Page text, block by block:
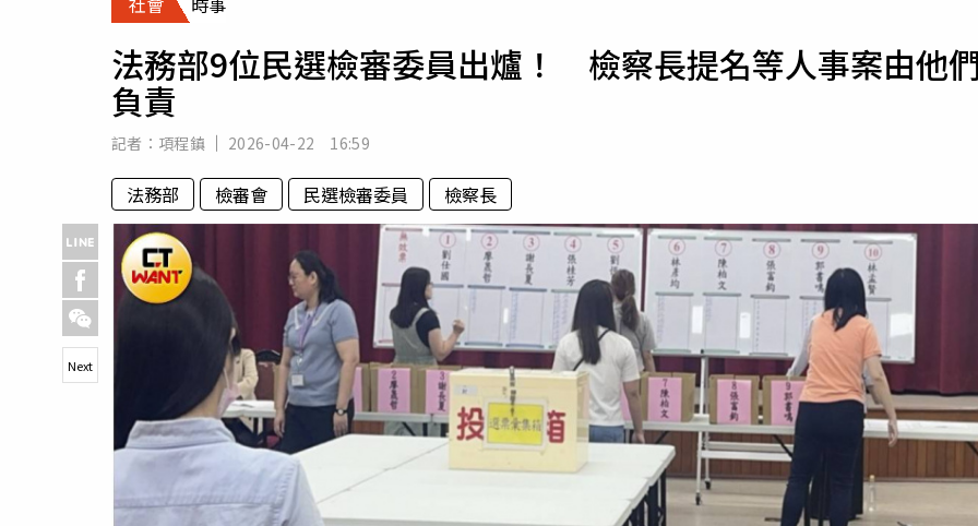
專欄
運勢
法務部9位民選檢審委員出爐！ 檢察長提名等人事案由他們
負責
記者： 項程鎮 2026-04-22 16:59
法務部 檢審會 民選檢審委員 檢察長
Next